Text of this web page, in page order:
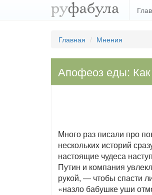
Главная Мнения
Апофеоз еды:
Много раз писали про
нескольких историй
настоящие чудеса
Путин и компания
рукой, — чтобы спасти
«назло бабушке уши